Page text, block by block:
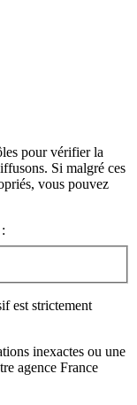
pour vérifier la
Si malgré ces
vous pouvez
est strictement
inexactes ou une
agence France